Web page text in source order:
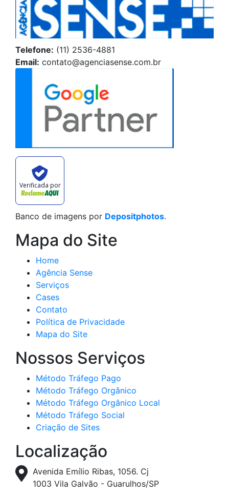
Telefone: (11) 2536-4881
Email: contato@agenciasense.com.br
Verificada por
Banco de imagens por Depositphotos.
Mapa do Site
Home
Agência Sense
Serviços
Cases
Contato
Política de Privacidade
Mapa do Site
Nossos Serviços
Método Tráfego Pago
Método Tráfego Orgânico
Método Tráfego Orgânico Local
Método Tráfego Social
Criação de Sites
Localização
Avenida Emílio Ribas, 1056. Cj
1003 Vila Galvão - Guarulhos/SP